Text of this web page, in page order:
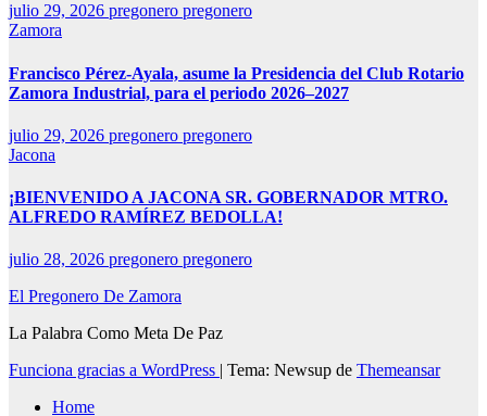
julio 29, 2026 pregonero pregonero
Zamora
Francisco Pérez-Ayala, asume la Presidencia del Club Rotario
Zamora Industrial, para el periodo 2026–2027
julio 29, 2026 pregonero pregonero
Jacona
¡BIENVENIDO A JACONA SR. GOBERNADOR MTRO.
ALFREDO RAMÍREZ BEDOLLA!
julio 28, 2026 pregonero pregonero
El Pregonero De Zamora
La Palabra Como Meta De Paz
Funciona gracias a WordPress | Tema: Newsup de Themeansar
Home